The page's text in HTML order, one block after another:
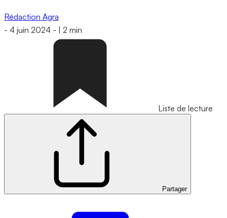
Rédaction Agra
- 4 juin 2024 - 2 min
Liste de lecture
Partager